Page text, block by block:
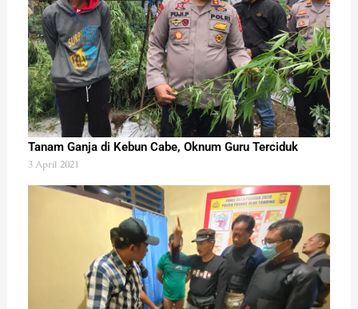
Tanam Ganja di Kebun Cabe, Oknum Guru Terciduk
3 April 2021